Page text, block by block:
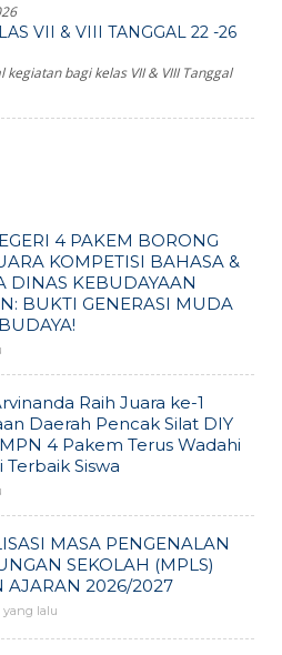
VII & VIII TANGGAL 22 -26
bagi kelas VII & VIII Tanggal
4 PAKEM BORONG
KOMPETISI BAHASA &
DINAS KEBUDAYAAN
BUKTI GENERASI MUDA
Raih Juara ke-1
Daerah Pencak Silat DIY
4 Pakem Terus Wadahi
Terbaik Siswa
MASA PENGENALAN
SEKOLAH (MPLS)
AJARAN 2026/2027
lalu